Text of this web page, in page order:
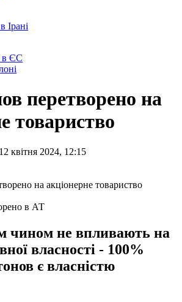
Ірані
в ЄС
перетворено на
товариство
квітня 2024, 12:15
в АТ
чином не впливають на
власності - 100%
є власністю